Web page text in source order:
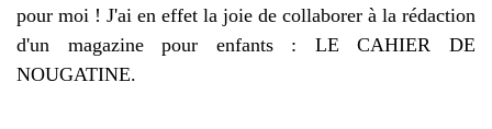
pour moi ! J'ai en effet la joie de collaborer à la rédaction
d'un magazine pour enfants : LE CAHIER DE
NOUGATINE.